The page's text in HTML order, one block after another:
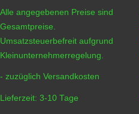
Alle angegebenen Preise sind
Gesamtpreise.
Umsatzsteuerbefreit aufgrund
Kleinunternehmerregelung.
- zuzüglich Versandkosten
Lieferzeit: 3-10 Tage